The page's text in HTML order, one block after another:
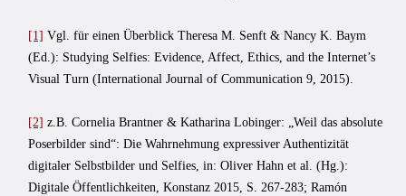
[1] Vgl. für einen Überblick Theresa M. Senft & Nancy K. Baym
(Ed.): Studying Selfies: Evidence, Affect, Ethics, and the Internet’s
Visual Turn (International Journal of Communication 9, 2015).
[2] z.B. Cornelia Brantner & Katharina Lobinger: „Weil das absolute
Poserbilder sind“: Die Wahrnehmung expressiver Authentizität
digitaler Selbstbilder und Selfies, in: Oliver Hahn et al. (Hg.):
Digitale Öffentlichkeiten, Konstanz 2015, S. 267-283; Ramón